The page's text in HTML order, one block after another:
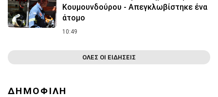
Κουμουνδούρου - Απεγκλωβίστηκε ένα
άτομο
10:49
ΟΛΕΣ ΟΙ ΕΙΔΗΣΕΙΣ
ΔΗΜΟΦΙΛΗ